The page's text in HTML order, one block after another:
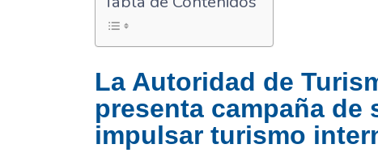
La Autoridad de
presenta campaña
impulsar turismo